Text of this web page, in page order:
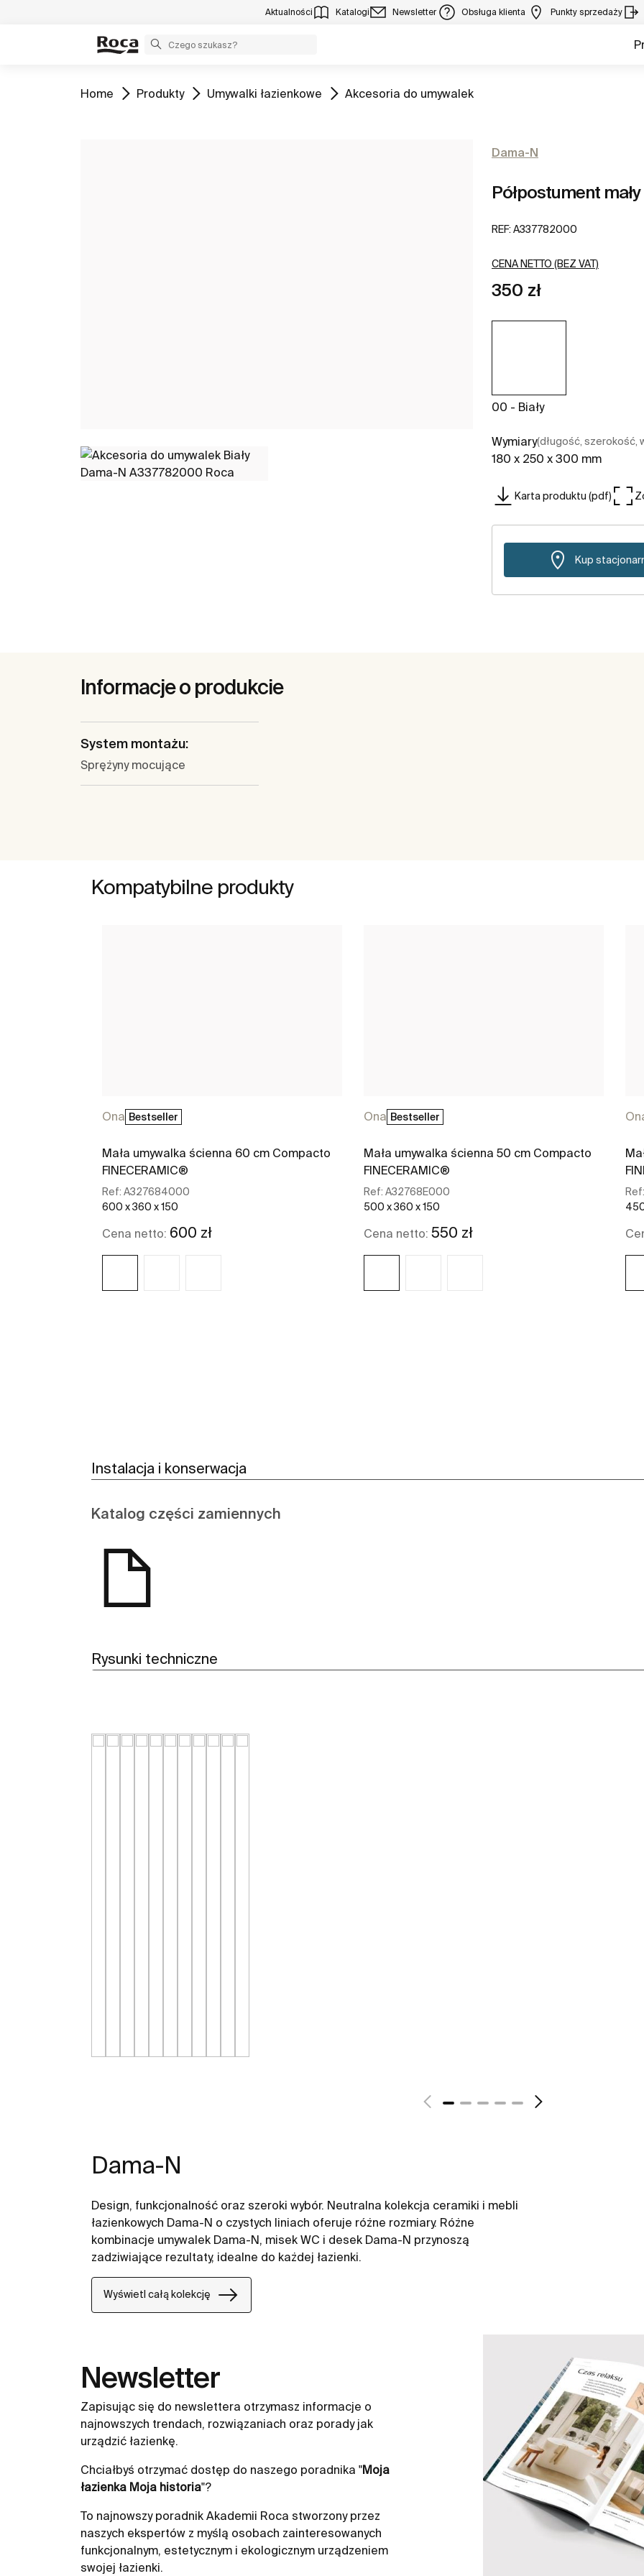
Aktualności Katalogi Newsletter Obsługa klienta Punkty sprzedaży
Zobacz
Home Zobacz
Produkty Zobacz
Umywalki łazienkowe Zobacz
Akcesoria do umywalek
Dama-N
Półpostument mały
REF: A337782000
CENA NETTO (BEZ VAT)
350 zł
00 - Biały
Wymiary(długość, szerokość,
180 x 250 x 300 mm
Karta produktu (pdf)
Kup
Informacje o produkcie
System montażu:
Sprężyny mocujące
Kompatybilne produkty
Ona Bestseller
Mała umywalka ścienna 60 cm Compacto
FINECERAMIC®
Ref: A327684000
600 x 360 x 150
Cena netto: 600 zł
Ona Bestseller
Mała umywalka ścienna 50 cm Compacto
FINECERAMIC®
Ref: A32768E000
500 x 360 x 150
Cena netto: 550 zł
Ref:
Instalacja i konserwacja
Katalog części zamiennych
Rysunki techniczne
Dama-N
Design, funkcjonalność oraz szeroki wybór. Neutralna kolekcja ceramiki i mebli
łazienkowych Dama-N o czystych liniach oferuje różne rozmiary. Różne
kombinacje umywalek Dama-N, misek WC i desek Dama-N przynoszą
zadziwiające rezultaty, idealne do każdej łazienki.
Wyświetl całą kolekcję
Newsletter
Zapisując się do newslettera otrzymasz informacje o
najnowszych trendach, rozwiązaniach oraz porady jak
urządzić łazienkę.
Chciałbyś otrzymać dostęp do naszego poradnika "Moja
łazienka Moja historia"?
To najnowszy poradnik Akademii Roca stworzony przez
naszych ekspertów z myślą osobach zainteresowanych
funkcjonalnym, estetycznym i ekologicznym urządzeniem
swojej łazienki.